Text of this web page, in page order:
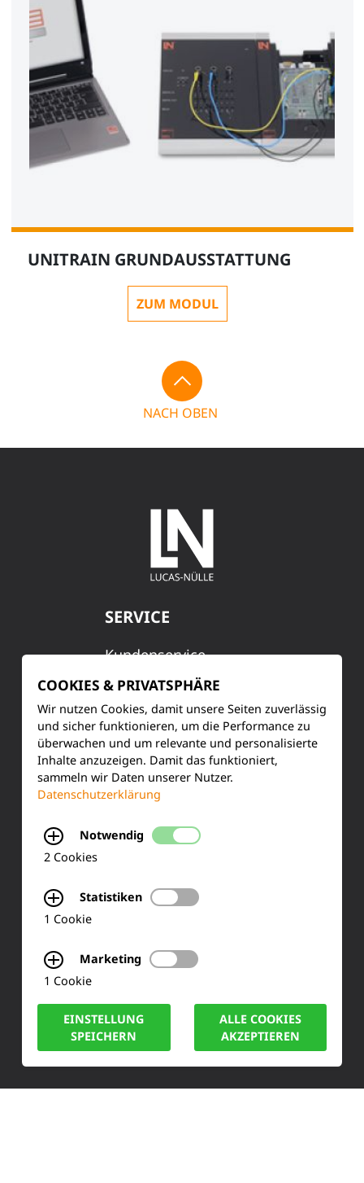
UNITRAIN GRUNDAUSSTATTUNG
ZUM MODUL
NACH OBEN
SERVICE
Kundenservice
Produktinformationen
Training & Schulung
Ihre Meinung
FAQ
Siemensstraße 2
Fax: +49 (0) 2273 567 30
info@lucas-nuelle.de
COOKIES & PRIVATSPHÄRE
Wir nutzen Cookies, damit unsere Seiten zuverlässig
und sicher funktionieren, um die Performance zu
überwachen und um relevante und personalisierte
Inhalte anzuzeigen. Damit das funktioniert,
sammeln wir Daten unserer Nutzer.
Datenschutzerklärung
Notwendig
2 Cookies
Statistiken
1 Cookie
Marketing
1 Cookie
EINSTELLUNG
SPEICHERN
ALLE COOKIES
AKZEPTIEREN